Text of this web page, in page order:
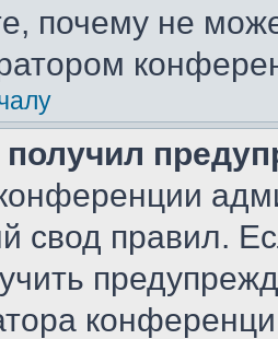
почему не
свод правил.